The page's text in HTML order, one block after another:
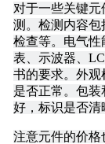
对于一些关键
测。检测内容包
检查等。电气性
表、示波器、
书的要求。外
是否正常。包
好，标识是否清
注意元件的价格